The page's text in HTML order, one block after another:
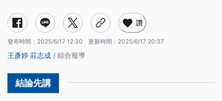
讚
發布時間： 2025/6/17 12:30 更新時間： 2025/6/17 20:37
王彥婷 莊志成 / 綜合報導